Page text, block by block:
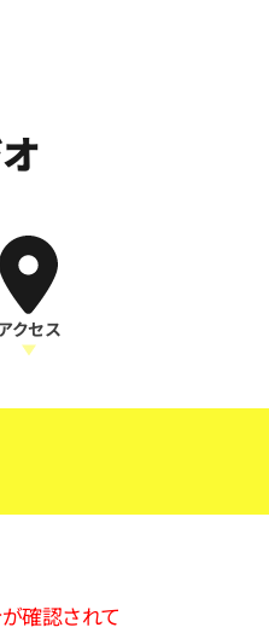
クセス
確認されて